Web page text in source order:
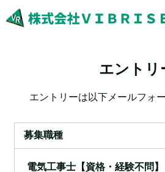
エントリ
エントリーは以下メールフォ
募集職種
電気工事士【資格・経験不問】